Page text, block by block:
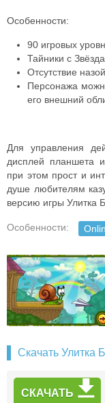
Особенности:
90 игровых
Тайники с
Отсутствие
Персонажа
его внешний
Для управления
дисплей планшета
при этом прост и
душе любителям
версию игры Улитка
Особенности:
Скачать Улитка
СКАЧАТЬ